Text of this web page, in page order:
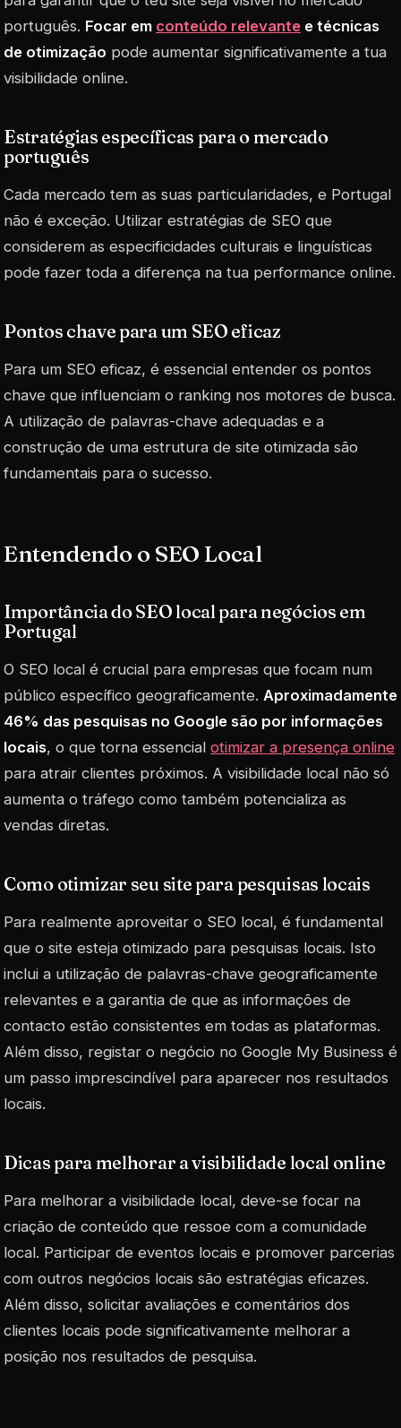
português. Focar em conteúdo relevante e técnicas
de otimização pode aumentar significativamente a tua
visibilidade online.
Estratégias específicas para o mercado
português
Cada mercado tem as suas particularidades, e Portugal
não é exceção. Utilizar estratégias de SEO que
considerem as especificidades culturais e linguísticas
pode fazer toda a diferença na tua performance online.
Pontos chave para um SEO eficaz
Para um SEO eficaz, é essencial entender os pontos
chave que influenciam o ranking nos motores de busca.
A utilização de palavras-chave adequadas e a
construção de uma estrutura de site otimizada são
fundamentais para o sucesso.
Entendendo o SEO Local
Importância do SEO local para negócios em
Portugal
O SEO local é crucial para empresas que focam num
público específico geograficamente. Aproximadamente
46% das pesquisas no Google são por informações
locais, o que torna essencial otimizar a presença online
para atrair clientes próximos. A visibilidade local não só
aumenta o tráfego como também potencializa as
vendas diretas.
Como otimizar seu site para pesquisas locais
Para realmente aproveitar o SEO local, é fundamental
que o site esteja otimizado para pesquisas locais. Isto
inclui a utilização de palavras-chave geograficamente
relevantes e a garantia de que as informações de
contacto estão consistentes em todas as plataformas.
Além disso, registar o negócio no Google My Business é
um passo imprescindível para aparecer nos resultados
locais.
Dicas para melhorar a visibilidade local online
Para melhorar a visibilidade local, deve-se focar na
criação de conteúdo que ressoe com a comunidade
local. Participar de eventos locais e promover parcerias
com outros negócios locais são estratégias eficazes.
Além disso, solicitar avaliações e comentários dos
clientes locais pode significativamente melhorar a
posição nos resultados de pesquisa.